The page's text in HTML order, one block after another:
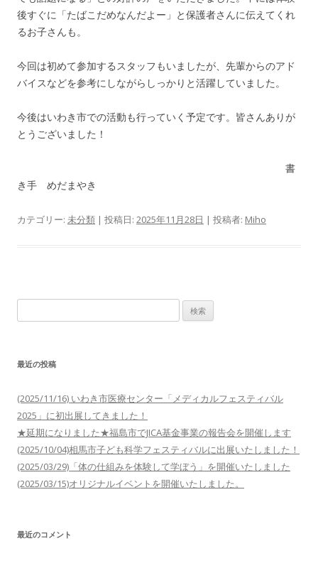
後すぐに「たばこだめなんだよー」と保護者さんに伝えてくれ
るお子さんも。
今回は初めて参加するスタッフもいましたが、先輩からのアド
バイスなどを参考にしながらしっかりと活躍していました。
今後はいわき市での活動も行っていく予定です。皆さんありが
とうございました！
書
き手 めだまやき
カテゴリー: 未分類 | 投稿日: 2025年11月28日 | 投稿者: Miho
索:
最近の投稿
(2025/11/16) いわき市医療センター「メディカルフェスティバル
2025」に初出展してきました！
★延期になりました★福島市でJICA基金事業の報告会を開催します
(2025/10/04)相馬市子ども科学フェスティバルに出展いたしました！
(2025/03/29)「体の仕組みを体験して学ぼう」を開催いたしました
(2025/03/15)オリジナルイベントを開催いたしました。
最近のコメント